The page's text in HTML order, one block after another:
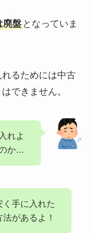
廃盤となっていま
るためには中古
できません。
れよ
か…
手に入れた
があるよ！